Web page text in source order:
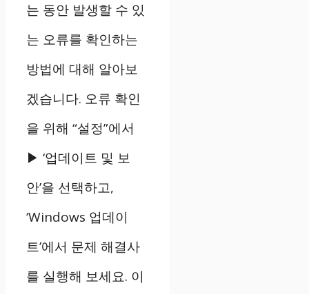
는 동안 발생할 수 있
는 오류를 확인하는
방법에 대해 알아보
겠습니다. 오류 확인
을 위해 “설정”에서
▶ ‘업데이트 및 보
안’을 선택하고,
‘Windows 업데이
트’에서 문제 해결사
를 실행해 보세요. 이